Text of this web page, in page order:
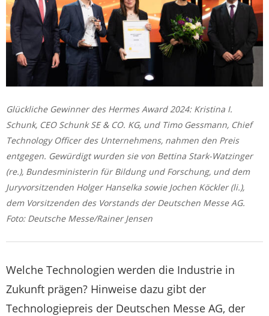
Glückliche Gewinner des Hermes Award 2024: Kristina I.
Schunk, CEO Schunk SE & CO. KG, und Timo Gessmann, Chief
Technology Officer des Unternehmens, nahmen den Preis
entgegen. Gewürdigt wurden sie von Bettina Stark-Watzinger
(re.), Bundesministerin für Bildung und Forschung, und dem
Juryvorsitzenden Holger Hanselka sowie Jochen Köckler (li.),
dem Vorsitzenden des Vorstands der Deutschen Messe AG.
Foto: Deutsche Messe/Rainer Jensen
Welche Technologien werden die Industrie in
Zukunft prägen? Hinweise dazu gibt der
Technologiepreis der Deutschen Messe AG, der